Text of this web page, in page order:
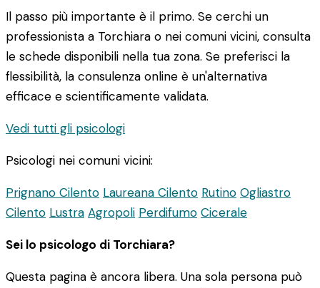
Il passo più importante è il primo. Se cerchi un
professionista a Torchiara o nei comuni vicini, consulta
le schede disponibili nella tua zona. Se preferisci la
flessibilità, la consulenza online è un'alternativa
efficace e scientificamente validata.
Vedi tutti gli psicologi
Psicologi nei comuni vicini:
Prignano Cilento Laureana Cilento Rutino Ogliastro
Cilento Lustra Agropoli Perdifumo Cicerale
Sei lo psicologo di Torchiara?
Questa pagina è ancora libera. Una sola persona può